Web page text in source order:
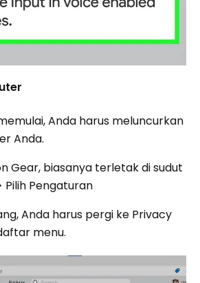
Anda harus meluncurkan
Anda.
Gear, biasanya terletak di sudut
Pilih Pengaturan
Anda harus pergi ke Privacy
menu.